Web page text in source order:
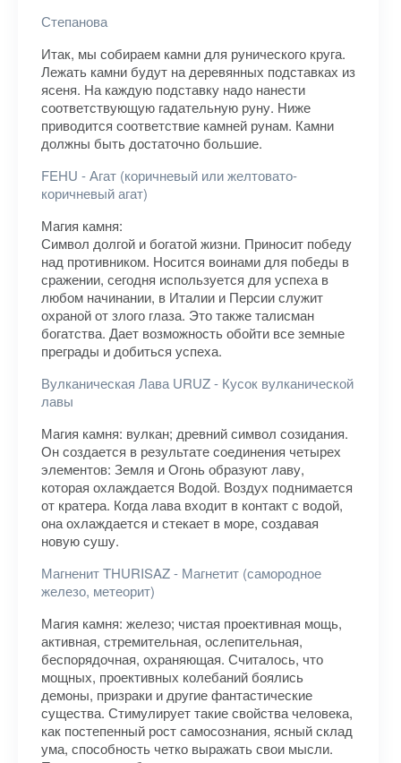
Степанова
Итак, мы собираем камни для рунического круга.
Лежать камни будут на деревянных подставках из
ясеня. На каждую подставку надо нанести
соответствующую гадательную руну. Ниже
приводится соответствие камней рунам. Камни
должны быть достаточно большие.
FEHU - Агат (коричневый или желтовато-
коричневый агат)
Магия камня:
Символ долгой и богатой жизни. Приносит победу
над противником. Носится воинами для победы в
сражении, сегодня используется для успеха в
любом начинании, в Италии и Персии служит
охраной от злого глаза. Это также талисман
богатства. Дает возможность обойти все земные
преграды и добиться успеха.
Вулканическая Лава URUZ - Кусок вулканической
лавы
Магия камня: вулкан; древний символ созидания.
Он создается в результате соединения четырех
элементов: Земля и Огонь образуют лаву,
которая охлаждается Водой. Воздух поднимается
от кратера. Когда лава входит в контакт с водой,
она охлаждается и стекает в море, создавая
новую сушу.
Магненит THURISAZ - Магнетит (самородное
железо, метеорит)
Магия камня: железо; чистая проективная мощь,
активная, стремительная, ослепительная,
беспорядочная, охраняющая. Считалось, что
мощных, проективных колебаний боялись
демоны, призраки и другие фантастические
существа. Стимулирует такие свойства человека,
как постепенный рост самосознания, ясный склад
ума, способность четко выражать свои мысли.